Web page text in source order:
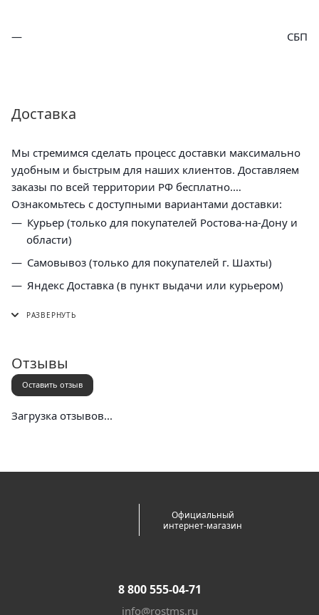
СБП
Доставка
Мы стремимся сделать процесс доставки максимально
удобным и быстрым для наших клиентов. Доставляем
заказы по всей территории РФ бесплатно.
Ознакомьтесь с доступными вариантами доставки:
Курьер (только для покупателей Ростова-на-Дону и
области)
Самовывоз (только для покупателей г. Шахты)
Яндекс Доставка (в пункт выдачи или курьером)
Отзывы
Оставить отзыв
Загрузка отзывов...
Официальный
интернет-магазин
8 800 555-04-71
info@rostms.ru